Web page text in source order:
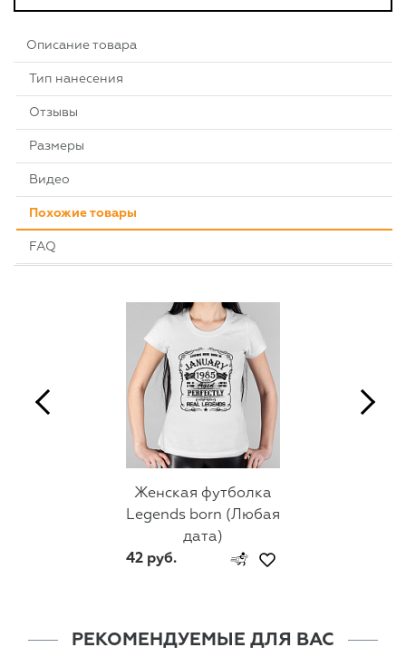
Описание товара
Тип нанесения
Отзывы
Размеры
Видео
Похожие товары
FAQ
Женская футболка
Legends born (Любая
дата)
42 руб.
РЕКОМЕНДУЕМЫЕ ДЛЯ ВАС